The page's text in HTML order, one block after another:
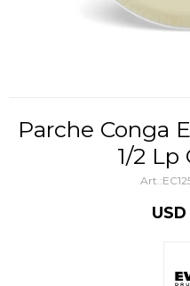
Parche Conga Evans Tri Center 12
1/2 Lp
USD